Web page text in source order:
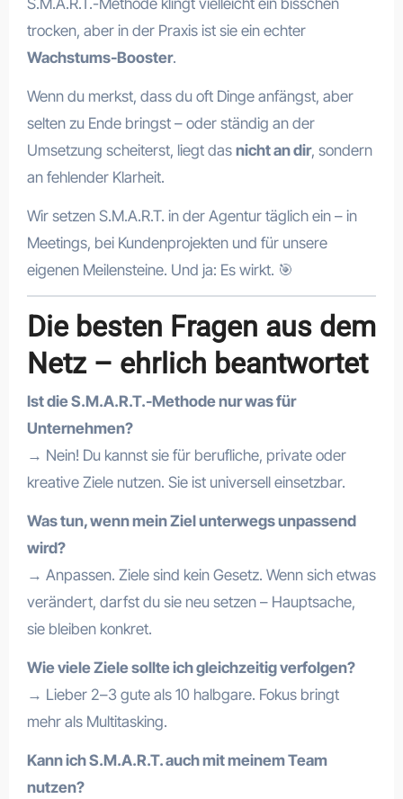
trocken, aber in der Praxis ist sie ein echter
Wachstums-Booster.
Wenn du merkst, dass du oft Dinge anfängst, aber
selten zu Ende bringst – oder ständig an der
Umsetzung scheiterst, liegt das nicht an dir, sondern
an fehlender Klarheit.
Wir setzen S.M.A.R.T. in der Agentur täglich ein – in
Meetings, bei Kundenprojekten und für unsere
eigenen Meilensteine. Und ja: Es wirkt. 🎯
Die besten Fragen aus dem
Netz – ehrlich beantwortet
Ist die S.M.A.R.T.-Methode nur was für
Unternehmen?
→ Nein! Du kannst sie für berufliche, private oder
kreative Ziele nutzen. Sie ist universell einsetzbar.
Was tun, wenn mein Ziel unterwegs unpassend
wird?
→ Anpassen. Ziele sind kein Gesetz. Wenn sich etwas
verändert, darfst du sie neu setzen – Hauptsache,
sie bleiben konkret.
Wie viele Ziele sollte ich gleichzeitig verfolgen?
→ Lieber 2–3 gute als 10 halbgare. Fokus bringt
mehr als Multitasking.
Kann ich S.M.A.R.T. auch mit meinem Team
nutzen?